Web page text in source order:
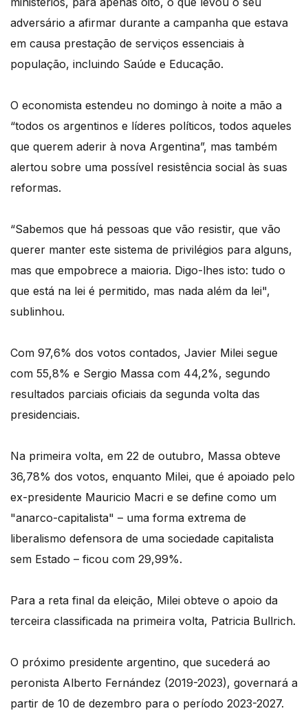
adversário a afirmar durante a campanha que estava
em causa prestação de serviços essenciais à
população, incluindo Saúde e Educação.
O economista estendeu no domingo à noite a mão a
“todos os argentinos e líderes políticos, todos aqueles
que querem aderir à nova Argentina”, mas também
alertou sobre uma possível resistência social às suas
reformas.
“Sabemos que há pessoas que vão resistir, que vão
querer manter este sistema de privilégios para alguns,
mas que empobrece a maioria. Digo-lhes isto: tudo o
que está na lei é permitido, mas nada além da lei",
sublinhou.
Com 97,6% dos votos contados, Javier Milei segue
com 55,8% e Sergio Massa com 44,2%, segundo
resultados parciais oficiais da segunda volta das
presidenciais.
Na primeira volta, em 22 de outubro, Massa obteve
36,78% dos votos, enquanto Milei, que é apoiado pelo
ex-presidente Mauricio Macri e se define como um
"anarco-capitalista" – uma forma extrema de
liberalismo defensora de uma sociedade capitalista
sem Estado – ficou com 29,99%.
Para a reta final da eleição, Milei obteve o apoio da
terceira classificada na primeira volta, Patricia Bullrich.
O próximo presidente argentino, que sucederá ao
peronista Alberto Fernández (2019-2023), governará a
partir de 10 de dezembro para o período 2023-2027.